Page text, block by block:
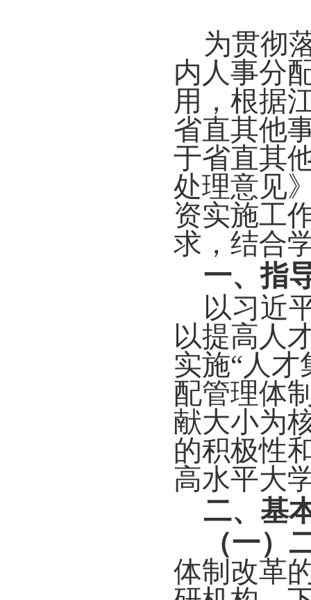
为贯彻
内人事分
用，根据
省直其他
于省直其
处理意见
资实施工
求，结合
一、指
以习近
以提高人
实施“人才
配管理体
献大小为
的积极性
高水平大
二、基
（一）
体制改革